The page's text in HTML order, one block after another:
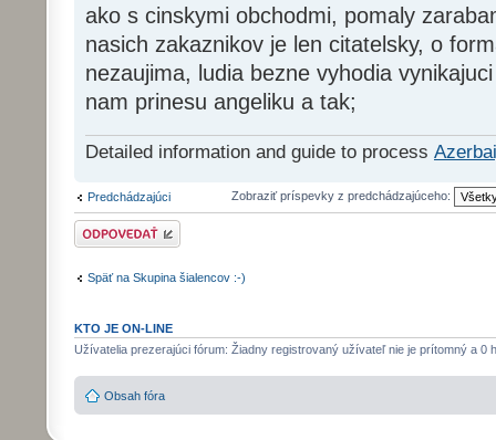
ako s cinskymi obchodmi, pomaly
nasich zakaznikov je len citatelsky, o
nezaujima, ludia bezne vyhodia
nam prinesu angeliku a tak;
Detailed information and guide to process
Predchádzajúci Zobraziť príspevky z predchádzajúceho:
Odoslať odpoveď
Späť na Skupina šialencov :-)
KTO JE ON-LINE
Užívatelia prezerajúci fórum: Žiadny registrovaný užívateľ nie je prítomný a 0
Obsah fóra